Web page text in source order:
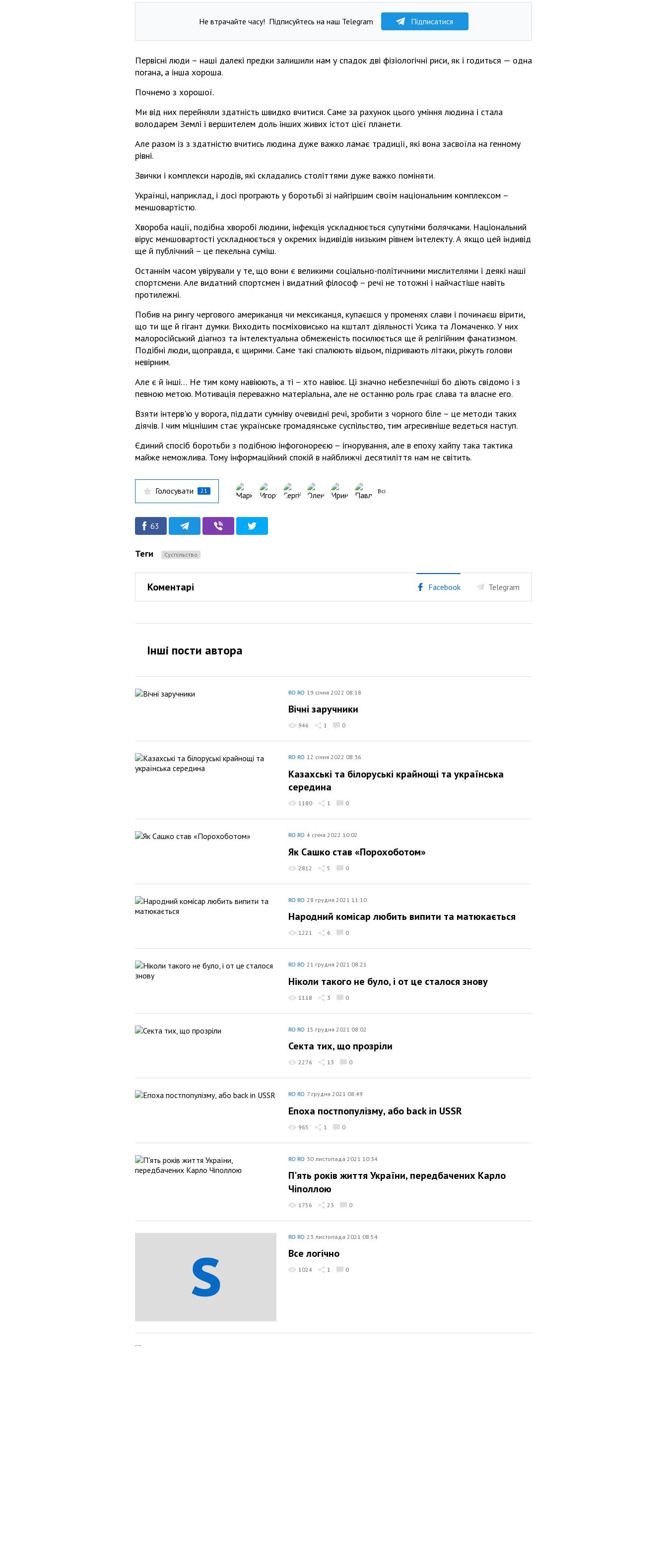
Не втрачайте часу! Підписуйтесь на наш Telegram Підписатися
Первісні люди – наші далекі предки залишили нам у спадок дві фізіологічні риси, як і годиться — одна
погана, а інша хороша.
Почнемо з хорошої.
Ми від них перейняли здатність швидко вчитися. Саме за рахунок цього уміння людина і стала
володарем Землі і вершителем доль інших живих істот цієї планети.
Але разом із з здатністю вчитись людина дуже важко ламає традиції, які вона засвоїла на генному
рівні.
Звички і комплекси народів, які складались століттями дуже важко поміняти.
Українці, наприклад, і досі програють у боротьбі зі найгіршим своїм національним комплексом –
меншовартістю.
Хвороба нації, подібна хворобі людини, інфекція ускладнюється супутніми болячками. Національний
вірус меншовартості ускладнюється у окремих індивідів низьким рівнем інтелекту. А якщо цей індивід
ще й публічний – це пекельна суміш.
Останнім часом увірували у те, що вони є великими соціально-політичними мислителями і деякі наші
спортсмени. Але видатний спортсмен і видатний філософ – речі не тотожні і найчастіше навіть
протилежні.
Побив на рингу чергового американця чи мексиканця, купаєшся у променях слави і починаєш вірити,
що ти ще й гігант думки. Виходить посміховисько на кшталт діяльності Усика та Ломаченко. У них
малоросійський діагноз та інтелектуальна обмеженість посилюється ще й релігійним фанатизмом.
Подібні люди, щоправда, є щирими. Саме такі спалюють відьом, підривають літаки, ріжуть голови
невірним.
Але є й інші… Не тим кому навіюють, а ті – хто навіює. Ці значно небезпечніші бо діють свідомо і з
певною метою. Мотивація переважно матеріальна, але не останню роль грає слава та власне его.
Взяти інтерв'ю у ворога, піддати сумніву очевидні речі, зробити з чорного біле – це методи таких
діячів. І чим міцнішим стає українське громадянське суспільство, тим агресивніше ведеться наступ.
Єдиний спосіб боротьби з подібною інфогонореєю – ігнорування, але в епоху хайпу така тактика
майже неможлива. Тому інформаційний спокій в найближчі десятиліття нам не світить.
Голосувати 21 Всі
63
Теги Суспільство
Коментарі Facebook Telegram
Інші пости автора
RO RO 19 січня 2022 08:18
Вічні заручники
946 1 0
RO RO 12 січня 2022 08:36
Казахські та білоруські крайнощі та українська
середина
1180 1 0
RO RO 4 січня 2022 10:02
Як Сашко став «Порохоботом»
2812 5 0
RO RO 28 грудня 2021 11:10
Народний комісар любить випити та матюкається
1221 6 0
RO RO 21 грудня 2021 08:21
Ніколи такого не було, і от це сталося знову
1118 3 0
RO RO 15 грудня 2021 08:02
Секта тих, що прозріли
2276 13 0
RO RO 7 грудня 2021 08:49
Епоха постпопулізму, або back in USSR
965 1 0
RO RO 30 листопада 2021 10:34
П'ять років життя України, передбачених Карло
Чіполлою
1756 23 0
RO RO 23 листопада 2021 08:54
Все логічно
1024 1 0